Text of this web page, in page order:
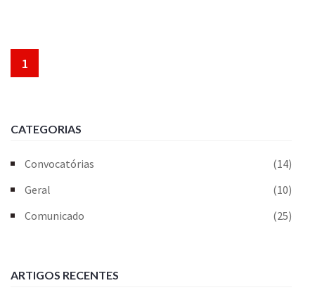
1
CATEGORIAS
Convocatórias
(14)
Geral
(10)
Comunicado
(25)
ARTIGOS RECENTES